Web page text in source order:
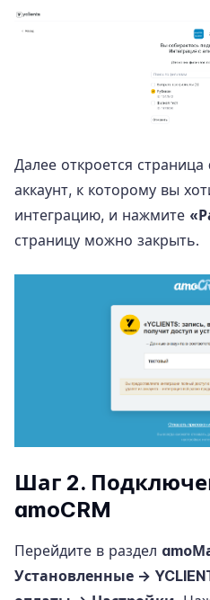
Далее откроется
аккаунт, к которому вы
интеграцию, и нажмите
страницу можно закрыть.
Шаг 2.
amoCRM
Перейдите в раздел
Установленные →